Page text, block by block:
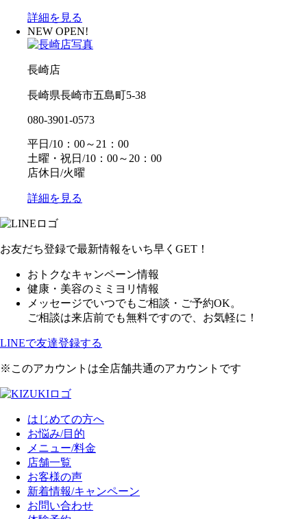
詳細を見る
NEW OPEN!
長崎店
長崎県長崎市五島町5-38
080-3901-0573
平日/10：00～21：00
土曜・祝日/10：00～20：00
店休日/火曜
詳細を見る
お友だち登録で最新情報をいち早くGET！
おトクなキャンペーン情報
健康・美容のミミヨリ情報
メッセージでいつでもご相談・ご予約OK。
ご相談は来店前でも無料ですので、お気軽に！
LINEで友達登録する
※このアカウントは全店舗共通のアカウントです
はじめての方へ
お悩み/目的
メニュー/料金
店舗一覧
お客様の声
新着情報/キャンペーン
お問い合わせ